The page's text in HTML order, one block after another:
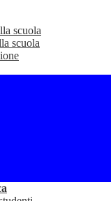
scuola
scuola